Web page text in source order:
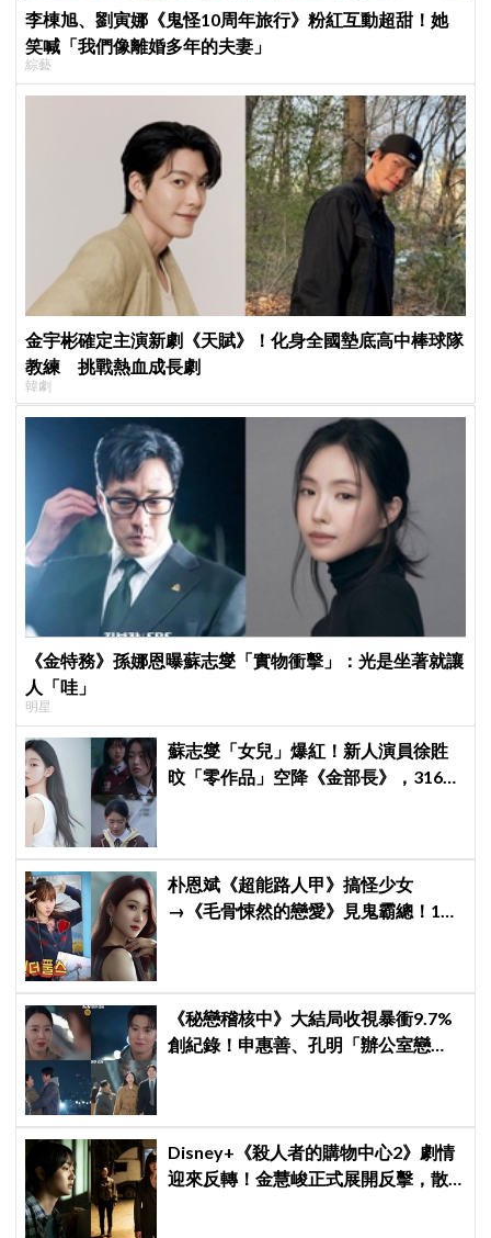
李棟旭、劉寅娜《鬼怪10周年旅行》粉紅互動超甜！她
笑喊「我們像離婚多年的夫妻」
綜藝
金宇彬確定主演新劇《天賦》！化身全國墊底高中棒球隊
教練 挑戰熱血成長劇
韓劇
《金特務》孫娜恩曝蘇志燮「實物衝擊」：光是坐著就讓
人「哇」
明星
蘇志燮「女兒」爆紅！新人演員徐貹
旼「零作品」空降《金部長》，316萬
朴恩斌《超能路人甲》搞怪少女
→《毛骨悚然的戀愛》見鬼霸總！180
《秘戀稽核中》大結局收視暴衝9.7%
創紀錄！申惠善、孔明「辦公室戀
Disney+《殺人者的購物中心2》劇情
迎來反轉！金慧峻正式展開反擊，散